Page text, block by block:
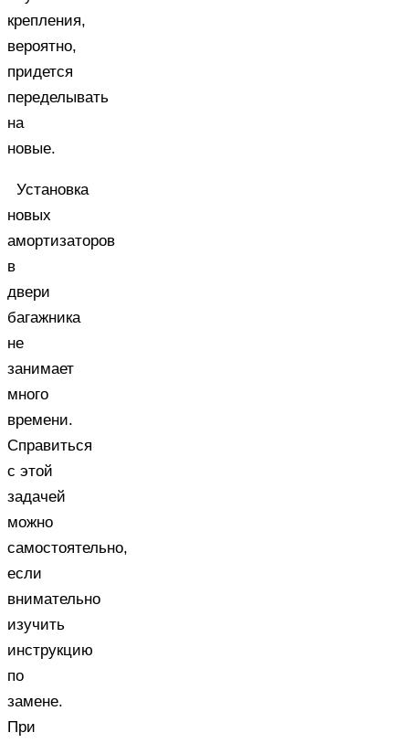
крепления,
вероятно,
придется
переделывать
на
новые.
Установка
новых
амортизаторов
в
двери
багажника
не
занимает
много
времени.
Справиться
с этой
задачей
можно
самостоятельно,
если
внимательно
изучить
инструкцию
по
замене.
При